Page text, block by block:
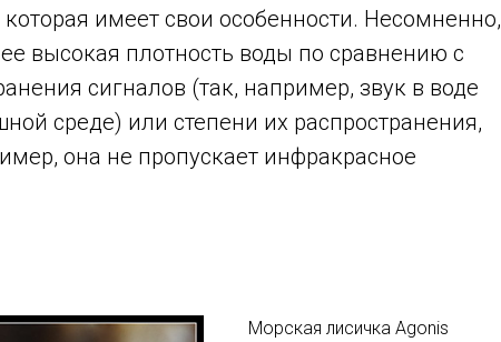
имеет свои особенности. Несомненно,
высокая плотность воды по сравнению с
сигналов (так, например, звук в воде
среде) или степени их распространения,
она не пропускает инфракрасное
Морская лисичка Agonis